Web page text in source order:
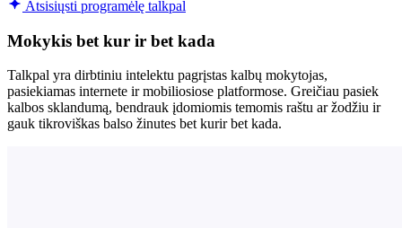
Atsisiųsti programėlę talkpal
Mokykis bet kur ir bet kada
Talkpal yra dirbtiniu intelektu pagrįstas kalbų mokytojas,
pasiekiamas internete ir mobiliosiose platformose. Greičiau pasiek
kalbos sklandumą, bendrauk įdomiomis temomis raštu ar žodžiu ir
gauk tikroviškas balso žinutes bet kurir bet kada.